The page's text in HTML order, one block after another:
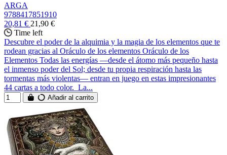
ARGA
9788417851910
20,81 € 21,90 €
Time left
Descubre el poder de la alquimia y la magia de los elementos que te
rodean gracias al Oráculo de los elementos Oráculo de los
Elementos Todas las energías —desde el átomo más pequeño hasta
el inmenso poder del Sol; desde tu propia respiración hasta las
tormentas más violentas— entran en juego en estas impresionantes
44 cartas a todo color. La...
Añadir al carrito